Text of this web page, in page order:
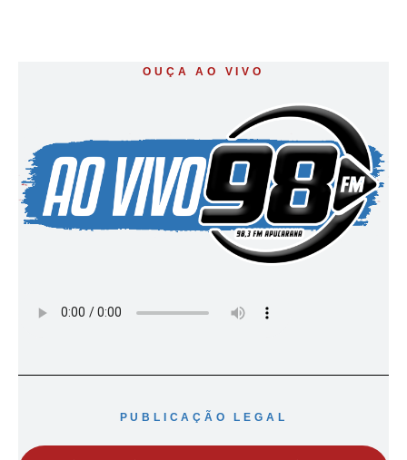
OUÇA AO VIVO
PUBLICAÇÃO LEGAL